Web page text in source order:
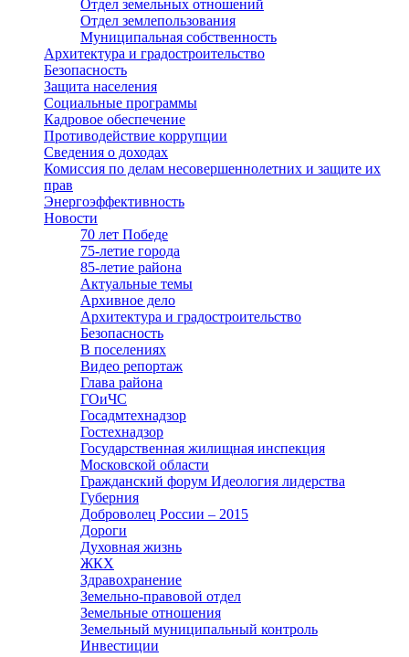
Отдел земельных отношений
Отдел землепользования
Муниципальная собственность
Архитектура и градостроительство
Безопасность
Защита населения
Социальные программы
Кадровое обеспечение
Противодействие коррупции
Сведения о доходах
Комиссия по делам несовершеннолетних и защите их
прав
Энергоэффективность
Новости
70 лет Победе
75-летие города
85-летие района
Актуальные темы
Архивное дело
Архитектура и градостроительство
Безопасность
В поселениях
Видео репортаж
Глава района
ГОиЧС
Госадмтехнадзор
Гостехнадзор
Государственная жилищная инспекция
Московской области
Гражданский форум Идеология лидерства
Губерния
Доброволец России – 2015
Дороги
Духовная жизнь
ЖКХ
Здравохранение
Земельно-правовой отдел
Земельные отношения
Земельный муниципальный контроль
Инвестиции